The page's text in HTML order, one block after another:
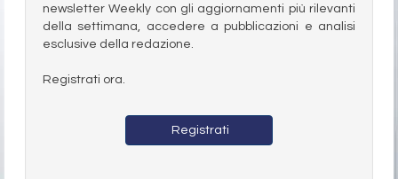
newsletter Weekly con gli aggiornamenti più rilevanti
della settimana, accedere a pubblicazioni e analisi
esclusive della redazione.
Registrati ora.
Registrati